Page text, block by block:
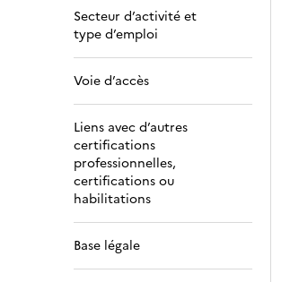
Secteur d’activité et
type d’emploi
Voie d’accès
Liens avec d’autres
certifications
professionnelles,
certifications ou
habilitations
Base légale